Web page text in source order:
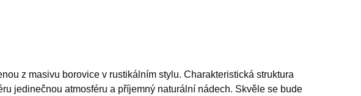
z masivu borovice v rustikálním stylu. Charakteristická struktura
jedinečnou atmosféru a příjemný naturální nádech. Skvěle se bude